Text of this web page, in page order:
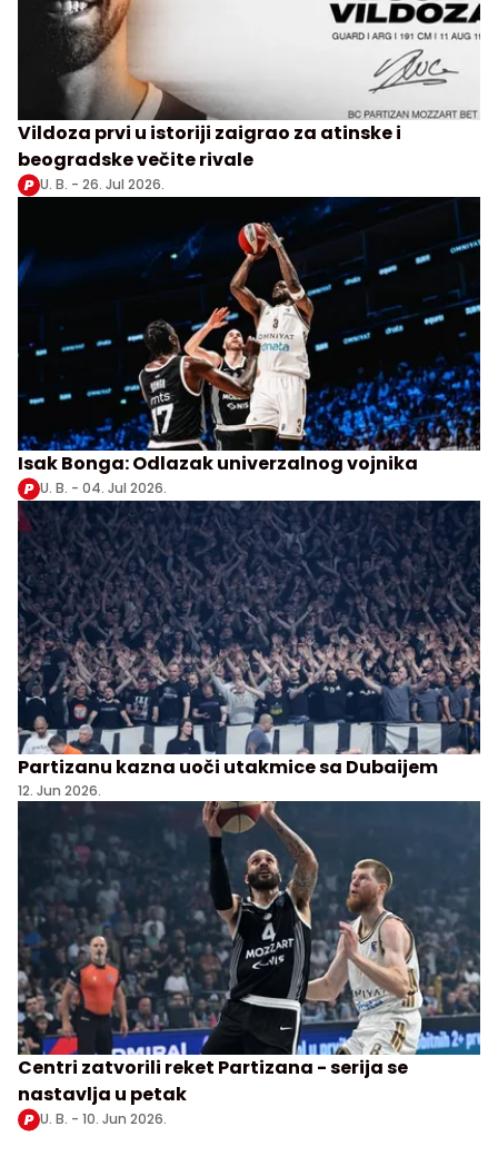
Vildoza prvi u istoriji zaigrao za atinske i
beogradske večite rivale
U. B. - 26. Jul 2026.
Isak Bonga: Odlazak univerzalnog vojnika
U. B. - 04. Jul 2026.
Partizanu kazna uoči utakmice sa Dubaijem
12. Jun 2026.
Centri zatvorili reket Partizana - serija se
nastavlja u petak
U. B. - 10. Jun 2026.